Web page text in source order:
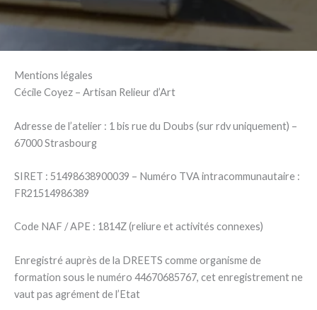
Mentions légales
Cécile Coyez – Artisan Relieur d’Art
Adresse de l’atelier : 1 bis rue du Doubs (sur rdv uniquement) –
67000 Strasbourg
SIRET : 51498638900039 – Numéro TVA intracommunautaire :
FR21514986389
Code NAF / APE : 1814Z (reliure et activités connexes)
Enregistré auprès de la DREETS comme organisme de
formation sous le numéro 44670685767, cet enregistrement ne
vaut pas agrément de l’Etat